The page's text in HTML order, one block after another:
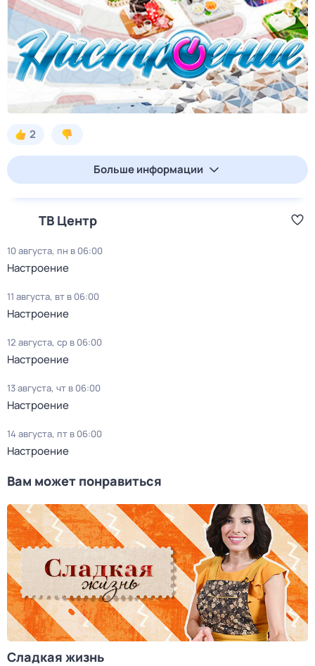
2
Больше информации
ТВ Центр
10 августа, пн в 06:00
Настроение
11 августа, вт в 06:00
Настроение
12 августа, ср в 06:00
Настроение
13 августа, чт в 06:00
Настроение
14 августа, пт в 06:00
Настроение
Вам может понравиться
Сладкая жизнь